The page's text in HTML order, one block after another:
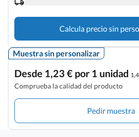
Calcula precio sin
Muestra sin personalizar
Desde 1,23 € por 1 unidad
Comprueba la calidad del producto
Pedir muestra